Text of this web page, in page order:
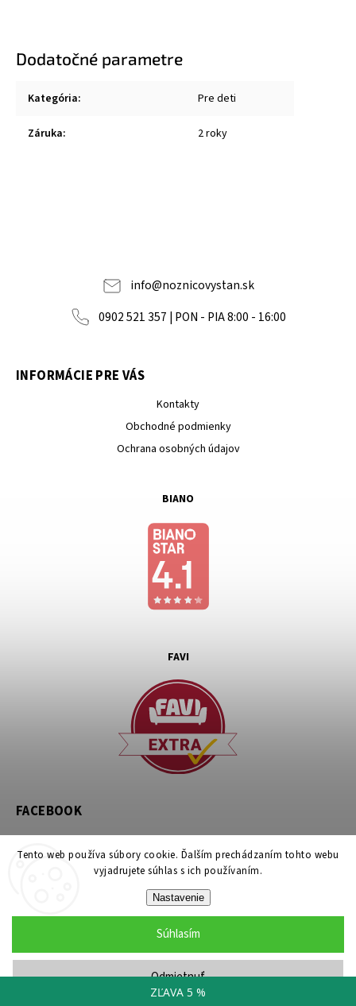
Tento web používa súbory cookie. Ďalším prechádzaním tohto webu
vyjadrujete súhlas s ich používaním.
Nastavenie
Odmietnuť
Súhlasím
Dodatočné parametre
Kategória: Pre deti
Záruka: 2 roky
info@noznicovystan.sk
0902 521 357 | PON - PIA 8:00 - 16:00
INFORMÁCIE PRE VÁS
Kontakty
Obchodné podmienky
Ochrana osobných údajov
BIANO
FAVI
FACEBOOK
noznicovystan.sk
Grafický návrh vytvořil a nakódoval
ZĽAVA 5 %